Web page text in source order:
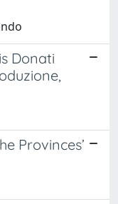
Donati
Provinces’